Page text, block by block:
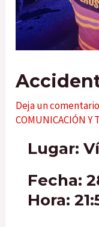
Deja un comentario
COMUNICACIÓN Y
Lugar:
Fecha:
Hora: